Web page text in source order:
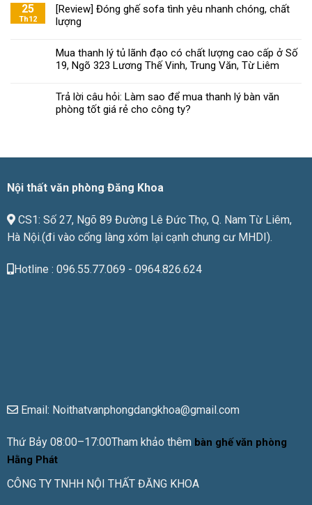
chọn
phòng
đạt
Khoa
nội
thất
chất
lượng
giá
25
Th12
[Review] Đóng ghế sofa tình yêu nhanh chóng, chất
lượng
Mua thanh lý tủ lãnh đạo có chất lượng cao cấp ở Số
19, Ngõ 323 Lương Thế Vinh, Trung Văn, Từ Liêm
Trả lời câu hỏi: Làm sao để mua thanh lý bàn văn
phòng tốt giá rẻ cho công ty?
Nội thất văn phòng Đăng Khoa
CS1: Số 27, Ngõ 89 Đường Lê Đức Thọ, Q. Nam Từ Liêm,
Hà Nội.(đi vào cổng làng xóm lại cạnh chung cư MHDI).
Hotline : 096.55.77.069 - 0964.826.624
Email: Noithatvanphongdangkhoa@gmail.com
Thứ Bảy 08:00–17:00Tham khảo thêm bàn ghế văn phòng
Hằng Phát
CÔNG TY TNHH NỘI THẤT ĐĂNG KHOA